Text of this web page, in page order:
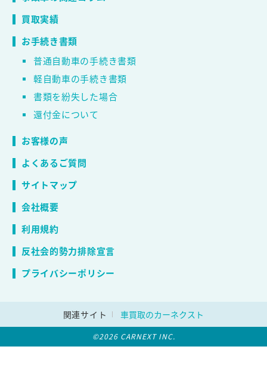
買取実績
お手続き書類
普通自動車の手続き書類
軽自動車の手続き書類
書類を紛失した場合
還付金について
お客様の声
よくあるご質問
サイトマップ
会社概要
利用規約
反社会的勢力排除宣言
プライバシーポリシー
関連サイト 車買取のカーネクスト
©2026 CARNEXT INC.